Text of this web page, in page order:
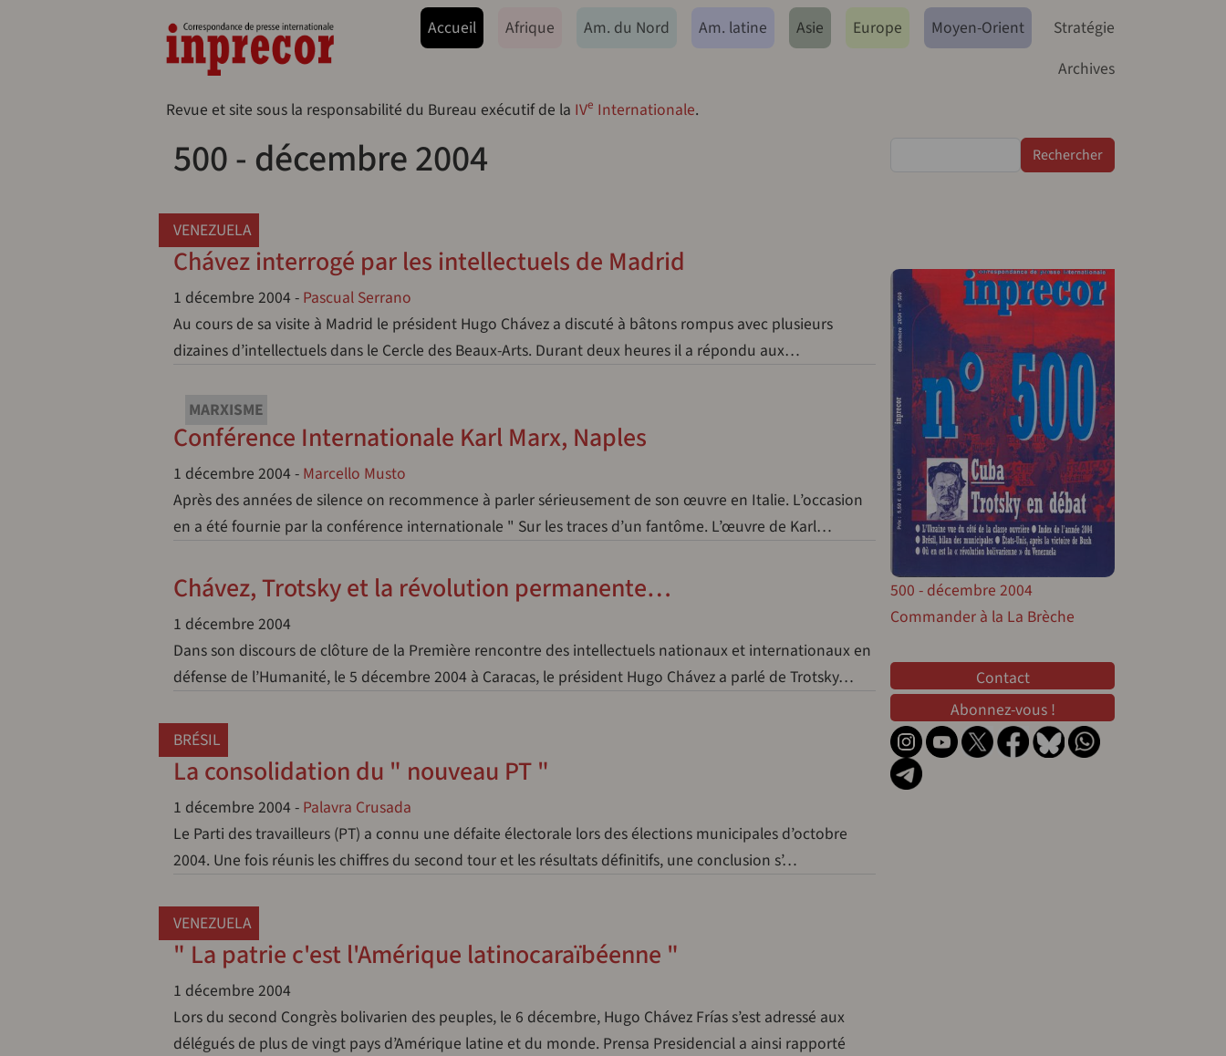
Navegação principal
Accueil Afrique Am. du Nord Am. latine Asie Europe Moyen-Orient
Stratégie
Archives
Revue et site sous la responsabilité du Bureau exécutif de la IVe Internationale.
500 - décembre 2004
VENEZUELA
Chávez interrogé par les intellectuels de Madrid
1 décembre 2004- Pascual Serrano
Au cours de sa visite à Madrid le président Hugo Chávez a discuté à bâtons rompus avec plusieurs
dizaines d’intellectuels dans le Cercle des Beaux-Arts. Durant deux heures il a répondu aux…
MARXISME
Conférence Internationale Karl Marx, Naples
1 décembre 2004- Marcello Musto
Après des années de silence on recommence à parler sérieusement de son œuvre en Italie. L’occasion
en a été fournie par la conférence internationale " Sur les traces d’un fantôme. L’œuvre de Karl…
Chávez, Trotsky et la révolution permanente…
1 décembre 2004
Dans son discours de clôture de la Première rencontre des intellectuels nationaux et internationaux en
défense de l’Humanité, le 5 décembre 2004 à Caracas, le président Hugo Chávez a parlé de Trotsky…
BRÉSIL
La consolidation du " nouveau PT "
1 décembre 2004- Palavra Crusada
Le Parti des travailleurs (PT) a connu une défaite électorale lors des élections municipales d’octobre
2004. Une fois réunis les chiffres du second tour et les résultats définitifs, une conclusion s’…
VENEZUELA
" La patrie c'est l'Amérique latinocaraïbéenne "
1 décembre 2004
Lors du second Congrès bolivarien des peuples, le 6 décembre, Hugo Chávez Frías s’est adressé aux
délégués de plus de vingt pays d’Amérique latine et du monde. Prensa Presidencial a ainsi rapporté
500 - décembre 2004
Commander à la La Brèche
Contact
Abonnez-vous !